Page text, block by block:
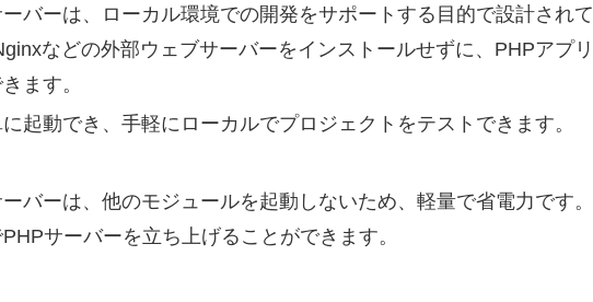
バーは、ローカル環境での開発をサポートする目的で設計されて
などの外部ウェブサーバーをインストールせずに、PHPアプリ
ます。
起動でき、手軽にローカルでプロジェクトをテストできます。
バーは、他のモジュールを起動しないため、軽量で省電力です。
サーバーを立ち上げることができます。